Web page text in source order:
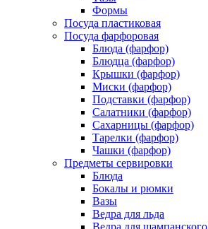
Формы
Посуда пластиковая
Посуда фарфоровая
Блюда (фарфор)
Блюдца (фарфор)
Крышки (фарфор)
Миски (фарфор)
Подставки (фарфор)
Салатники (фарфор)
Сахарницы (фарфор)
Тарелки (фарфор)
Чашки (фарфор)
Предметы сервировки
Блюда
Бокалы и рюмки
Вазы
Ведра для льда
Ведра для шампанского